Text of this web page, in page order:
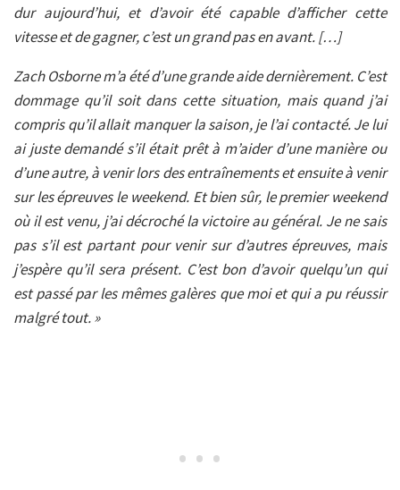
dur aujourd’hui, et d’avoir été capable d’afficher cette
vitesse et de gagner, c’est un grand pas en avant. […]
Zach Osborne m’a été d’une grande aide dernièrement. C’est
dommage qu’il soit dans cette situation, mais quand j’ai
compris qu’il allait manquer la saison, je l’ai contacté. Je lui
ai juste demandé s’il était prêt à m’aider d’une manière ou
d’une autre, à venir lors des entraînements et ensuite à venir
sur les épreuves le weekend. Et bien sûr, le premier weekend
où il est venu, j’ai décroché la victoire au général. Je ne sais
pas s’il est partant pour venir sur d’autres épreuves, mais
j’espère qu’il sera présent. C’est bon d’avoir quelqu’un qui
est passé par les mêmes galères que moi et qui a pu réussir
malgré tout. »